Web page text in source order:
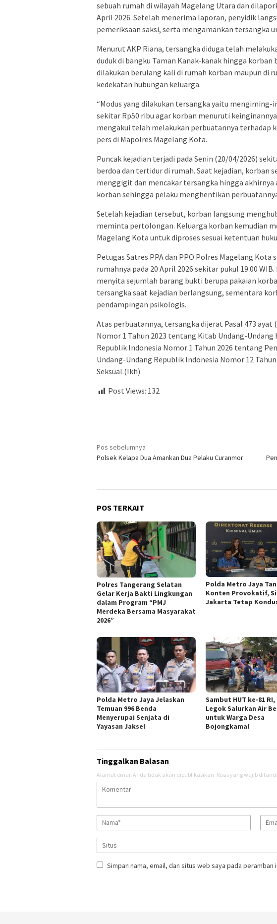
sebuah rumah di wilayah Magelang Utara dan
April 2026. Setelah menerima laporan, penyidik
pemeriksaan saksi, serta mengamankan tersangka
Menurut AKP Riana, tersangka diduga telah
duduk di bangku Taman Kanak-kanak hingga
dilakukan berulang kali di rumah korban maupun di
kedekatan hubungan keluarga.
“Modus yang dilakukan tersangka yaitu
sekitar Rp50 ribu agar korban menuruti
mengakui telah melakukan perbuatannya terhadap
pers di Mapolres Magelang Kota.
Puncak kejadian terjadi pada Senin (20/04/2026)
berdoa dan tertidur di rumah. Saat kejadian, korban
menggigit dan mencakar tersangka hingga
korban sehingga pelaku menghentikan
Setelah kejadian tersebut, korban langsung
meminta pertolongan. Keluarga korban kemudian
Magelang Kota untuk diproses sesuai ketentuan
Petugas Satres PPA dan PPO Polres Magelang
rumahnya pada 20 April 2026 sekitar pukul 19.00
menyita sejumlah barang bukti berupa pakaian
tersangka saat kejadian berlangsung, sementara
pendampingan psikologis.
Atas perbuatannya, tersangka dijerat Pasal 473 ayat
Nomor 1 Tahun 2023 tentang Kitab Undang-
Republik Indonesia Nomor 1 Tahun 2026 tentang
Undang-Undang Republik Indonesia Nomor 12
Seksual.(Ikh)
Post Views: 132
Navigasi
pos
Pos sebelumnya
Polsek Kelapa Dua Amankan Dua Pelaku Curanmor
POS TERKAIT
Polres Tangerang Selatan
Gelar Kerja Bakti Lingkungan
dalam Program “PMJ
Merdeka Bersama Masyarakat
2026”
Polda Metro Jaya
Konten Provokatif,
Jakarta Tetap
Polda Metro Jaya Jelaskan
Temuan 996 Benda
Menyerupai Senjata di
Yayasan Jaksel
Sambut HUT ke-81
Legok Salurkan Air
untuk Warga Desa
Bojongkamal
Tinggalkan Balasan
Alamat email Anda tidak akan dipublikasikan. Ruas yang wajib
Simpan nama, email, dan situs web saya pada